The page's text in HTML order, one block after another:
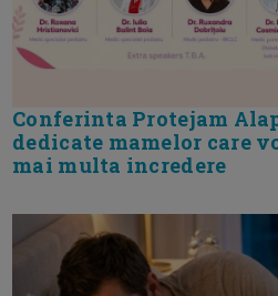
Conferinta Protejam
dedicate mamelor care
mai multa incredere